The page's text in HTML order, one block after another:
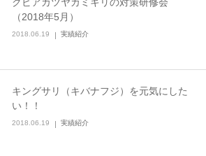
（2018年5月）
2018.06.19 実績紹介
キングサリ（キバナフジ）を元気にした
い！！
2018.06.19 実績紹介